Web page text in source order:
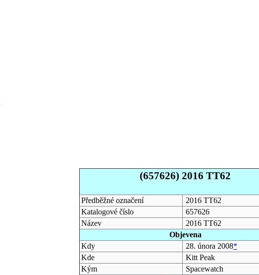
(657626) 2016 TT62
Předběžné označení
2016 TT62
Katalogové číslo
657626
Název
2016 TT62
Objevena
Kdy
28. února 2008*
Kde
Kitt Peak
Kým
Spacewatch